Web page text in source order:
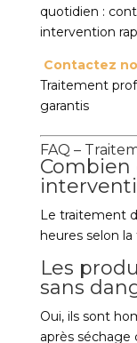
quotidien :
intervention
Contactez
Traitement
garantis
FAQ –
Le traitement
heures selon la
Les
sans
Oui, ils sont
après séchage